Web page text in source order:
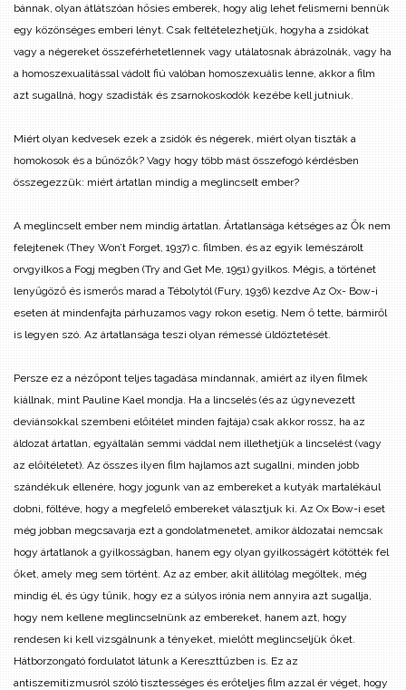
bánnak, olyan átlátszóan hősies emberek, hogy alig lehet felismerni bennük
egy közönséges emberi lényt. Csak feltételezhetjük, hogyha a zsidókat
vagy a négereket összeférhetetlennek vagy utálatosnak ábrázolnák, vagy ha
a homoszexualitással vádolt fiú valóban homoszexuális lenne, akkor a film
azt sugallná, hogy szadisták és zsarnokoskodók kezébe kell jutniuk.
Miért olyan kedvesek ezek a zsidók és négerek, miért olyan tiszták a
homokosok és a bűnözők? Vagy hogy több mást összefogó kérdésben
összegezzük: miért ártatlan mindig a meglincselt ember?
A meglincselt ember nem mindig ártatlan. Ártatlansága kétséges az Ők nem
felejtenek (They Won’t Forget, 1937) c. filmben, és az egyik lemészárolt
orvgyilkos a Fogj megben (Try and Get Me, 1951) gyilkos. Mégis, a történet
lenyűgöző és ismerős marad a Tébolytól (Fury, 1936) kezdve Az Ox- Bow-i
eseten át mindenfajta párhuzamos vagy rokon esetig. Nem ő tette, bármiről
is legyen szó. Az ártatlansága teszi olyan rémessé üldöztetését.
Persze ez a nézőpont teljes tagadása mindannak, amiért az ilyen filmek
kiállnak, mint Pauline Kael mondja. Ha a lincselés (és az úgynevezett
deviánsokkal szembeni előítélet minden fajtája) csak akkor rossz, ha az
áldozat ártatlan, egyáltalán semmi váddal nem illethetjük a lincselést (vagy
az előítéletet). Az összes ilyen film hajlamos azt sugallni, minden jobb
szándékuk ellenére, hogy jogunk van az embereket a kutyák martalékául
dobni, föltéve, hogy a megfelelő embereket választjuk ki. Az Ox Bow-i eset
még jobban megcsavarja ezt a gondolatmenetet, amikor áldozatai nemcsak
hogy ártatlanok a gyilkosságban, hanem egy olyan gyilkosságért kötötték fel
őket, amely meg sem történt. Az az ember, akit állítólag megöltek, még
mindig él, és úgy tűnik, hogy ez a súlyos irónia nem annyira azt sugallja,
hogy nem kellene meglincselnünk az embereket, hanem azt, hogy
rendesen ki kell vizsgálnunk a tényeket, mielőtt meglincseljük őket.
Hátborzongató fordulatot látunk a Kereszttűzben is. Ez az
antiszemitizmusról szóló tisztességes és erőteljes film azzal ér véget, hogy